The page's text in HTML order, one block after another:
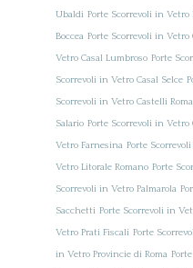
Ubaldi Porte Scorrevoli in Vetro
Boccea Porte Scorrevoli in Vetro
Vetro Casal Lumbroso Porte
Scorrevoli in Vetro Casal Selce
Scorrevoli in Vetro Castelli
Salario Porte Scorrevoli in Vetro
Vetro Farnesina Porte
Vetro Litorale Romano Porte
Scorrevoli in Vetro Palmarola
Sacchetti Porte Scorrevoli in
Vetro Prati Fiscali Porte
in Vetro Provincie di Roma